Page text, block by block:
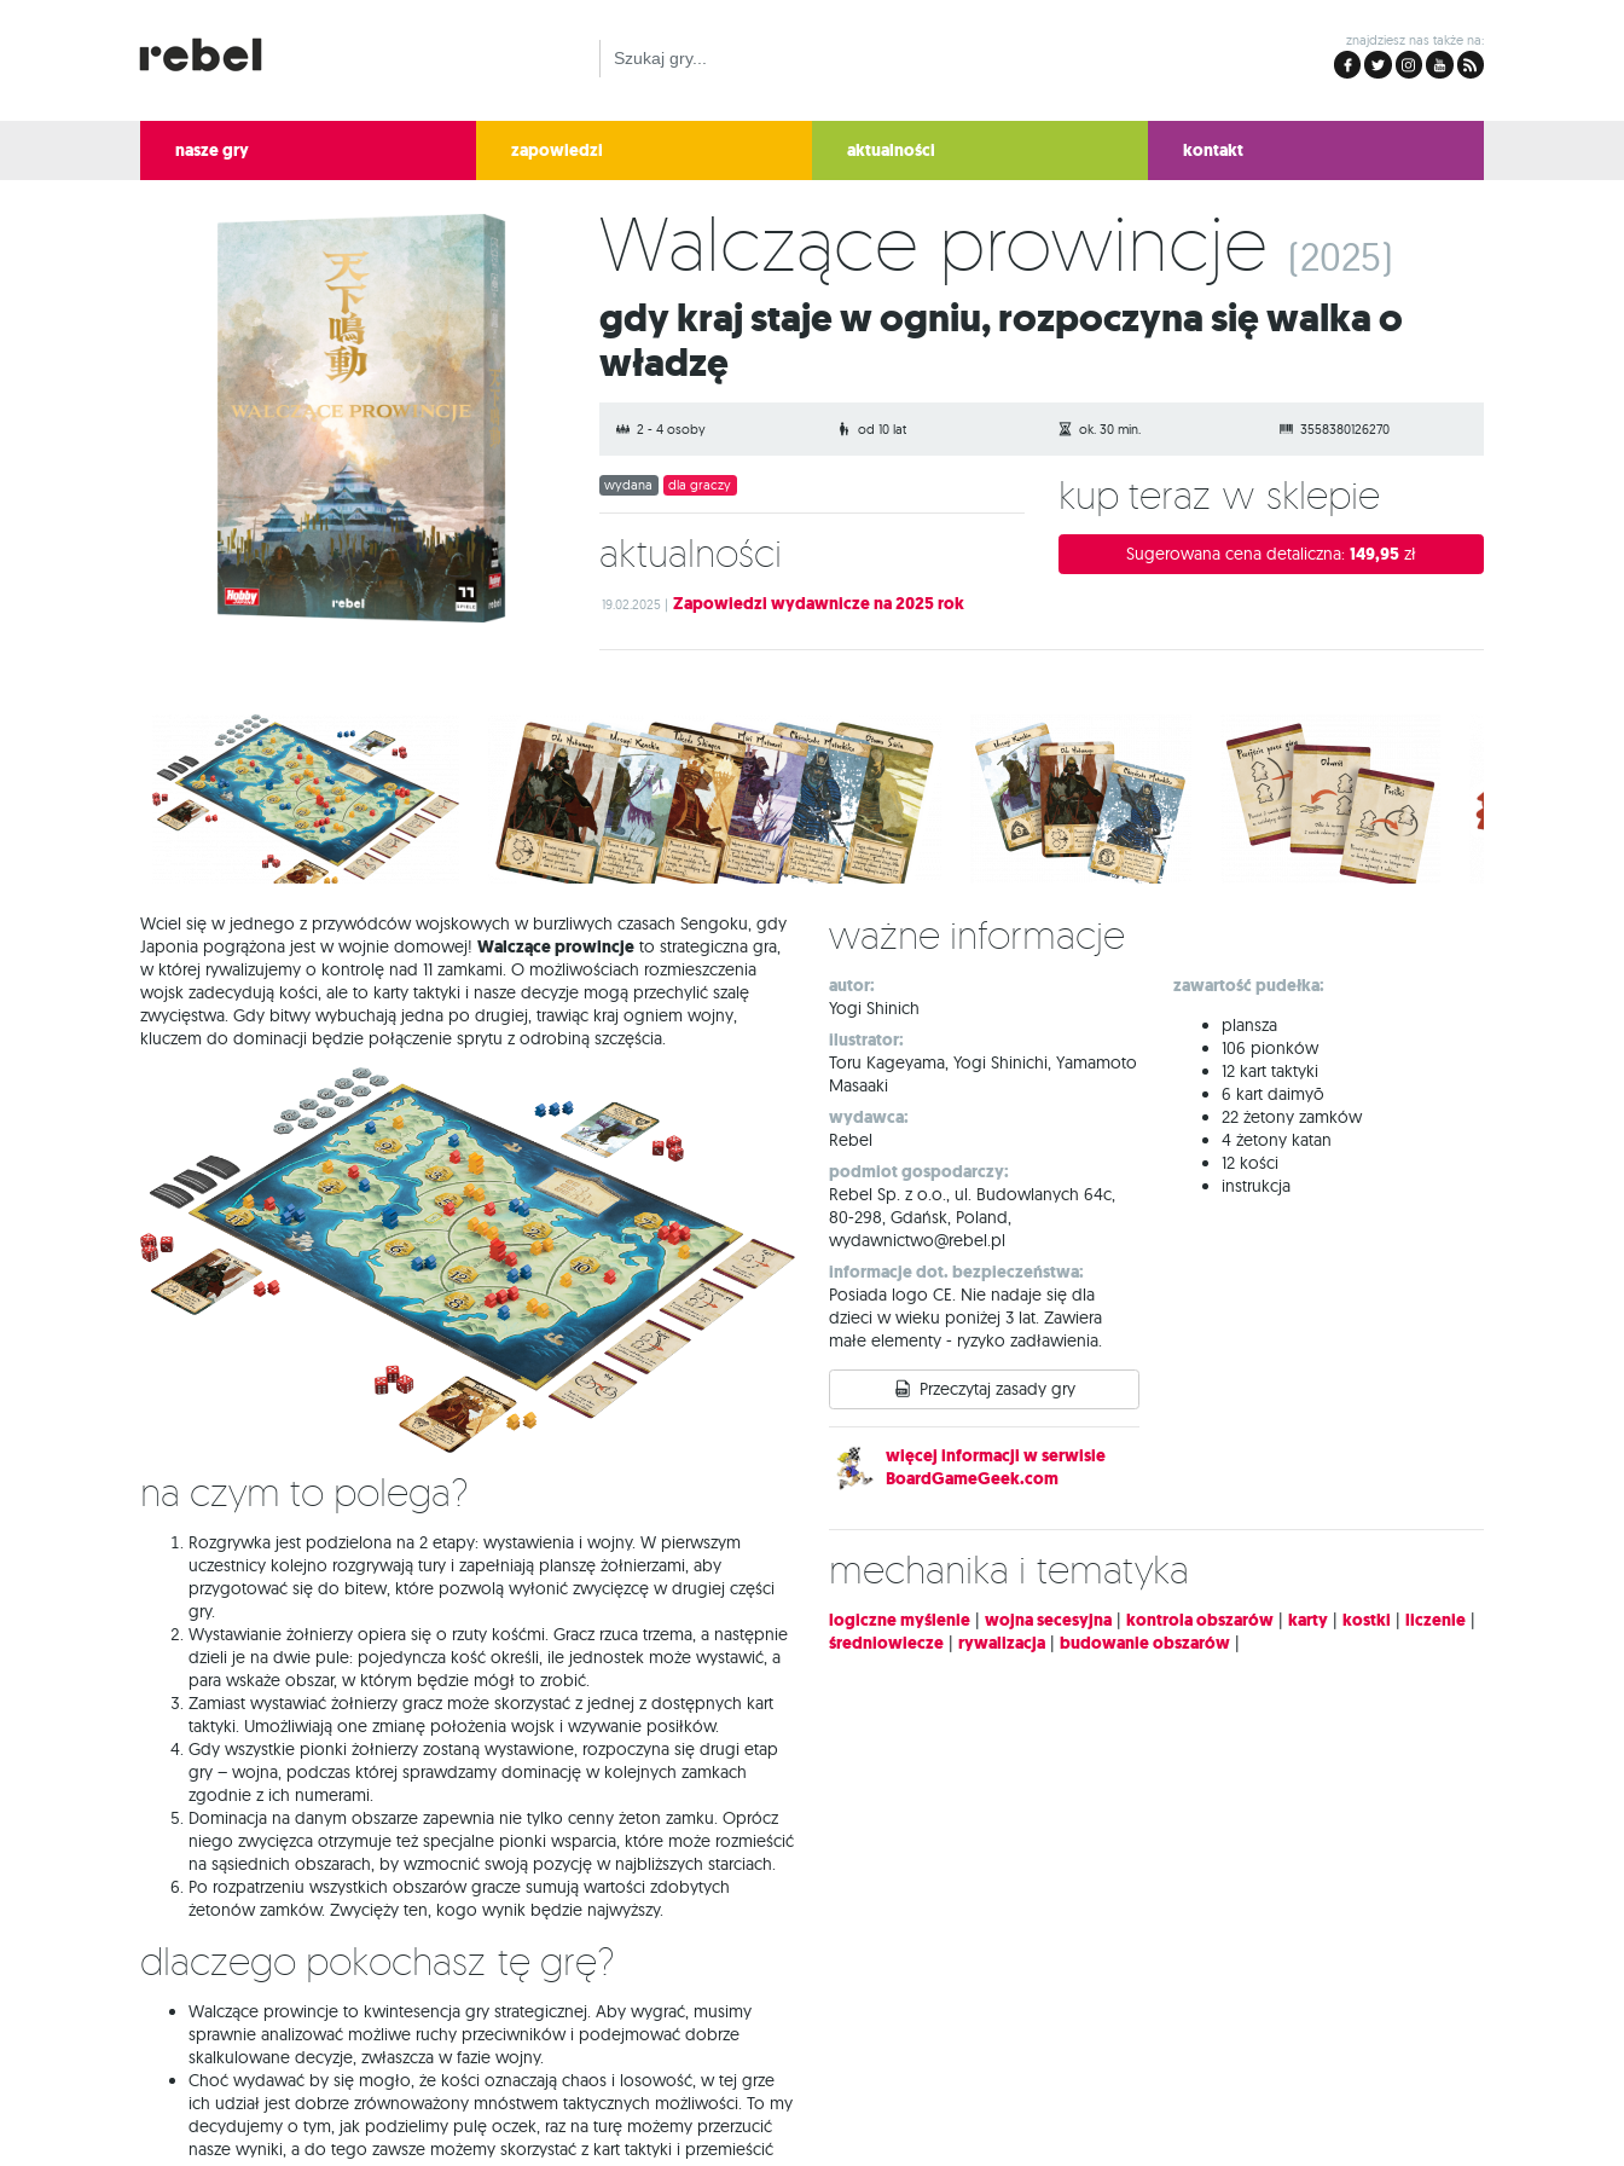
znajdziesz nas także na:
nasze gry zapowiedzi aktualności kontakt
Walczące prowincje (2025)
Gdy kraj staje w ogniu, rozpoczyna się walka o
władzę
2 - 4 osoby od 10 lat ok. 30 min. 3558380126270
wydana dla graczy
Aktualności
19.02.2025 | Zapowiedzi wydawnicze na 2025 rok
Kup teraz w sklepie
Sugerowana cena detaliczna: 149,95 zł
Wciel się w jednego z przywódców wojskowych w burzliwych czasach Sengoku, gdy
Japonia pogrążona jest w wojnie domowej! Walczące prowincje to strategiczna gra,
w której rywalizujemy o kontrolę nad 11 zamkami. O możliwościach rozmieszczenia
wojsk zadecydują kości, ale to karty taktyki i nasze decyzje mogą przechylić szalę
zwycięstwa. Gdy bitwy wybuchają jedna po drugiej, trawiąc kraj ogniem wojny,
kluczem do dominacji będzie połączenie sprytu z odrobiną szczęścia.
Na czym to polega?
Rozgrywka jest podzielona na 2 etapy: wystawienia i wojny. W pierwszym
uczestnicy kolejno rozgrywają tury i zapełniają planszę żołnierzami, aby
przygotować się do bitew, które pozwolą wyłonić zwycięzcę w drugiej części
gry.
Wystawianie żołnierzy opiera się o rzuty kośćmi. Gracz rzuca trzema, a następnie
dzieli je na dwie pule: pojedyncza kość określi, ile jednostek może wystawić, a
para wskaże obszar, w którym będzie mógł to zrobić.
Zamiast wystawiać żołnierzy gracz może skorzystać z jednej z dostępnych kart
taktyki. Umożliwiają one zmianę położenia wojsk i wzywanie posiłków.
Gdy wszystkie pionki żołnierzy zostaną wystawione, rozpoczyna się drugi etap
gry – wojna, podczas której sprawdzamy dominację w kolejnych zamkach
zgodnie z ich numerami.
Dominacja na danym obszarze zapewnia nie tylko cenny żeton zamku. Oprócz
niego zwycięzca otrzymuje też specjalne pionki wsparcia, które może rozmieścić
na sąsiednich obszarach, by wzmocnić swoją pozycję w najbliższych starciach.
Po rozpatrzeniu wszystkich obszarów gracze sumują wartości zdobytych
żetonów zamków. Zwycięży ten, kogo wynik będzie najwyższy.
Dlaczego pokochasz tę grę?
Walczące prowincje to kwintesencja gry strategicznej. Aby wygrać, musimy
sprawnie analizować możliwe ruchy przeciwników i podejmować dobrze
skalkulowane decyzje, zwłaszcza w fazie wojny.
Choć wydawać by się mogło, że kości oznaczają chaos i losowość, w tej grze
ich udział jest dobrze zrównoważony mnóstwem taktycznych możliwości. To my
decydujemy o tym, jak podzielimy pulę oczek, raz na turę możemy przerzucić
nasze wyniki, a do tego zawsze możemy skorzystać z kart taktyki i przemieścić
Ważne informacje
autor:
Yogi Shinich
ilustrator:
Toru Kageyama, Yogi Shinichi, Yamamoto
Masaaki
wydawca:
Rebel
podmiot gospodarczy:
Rebel Sp. z o.o., ul. Budowlanych 64c,
80-298, Gdańsk, Poland,
wydawnictwo@rebel.pl
informacje dot. bezpieczeństwa:
Posiada logo CE. Nie nadaje się dla
dzieci w wieku poniżej 3 lat. Zawiera
małe elementy - ryzyko zadławienia.
Przeczytaj zasady gry
więcej informacji w serwisie
BoardGameGeek.com
zawartość pudełka:
plansza
106 pionków
12 kart taktyki
6 kart daimyō
22 żetony zamków
4 żetony katan
12 kości
instrukcja
Mechanika i tematyka
logiczne myślenie | wojna secesyjna | kontrola obszarów | karty | kostki | liczenie |
średniowiecze | rywalizacja | budowanie obszarów |